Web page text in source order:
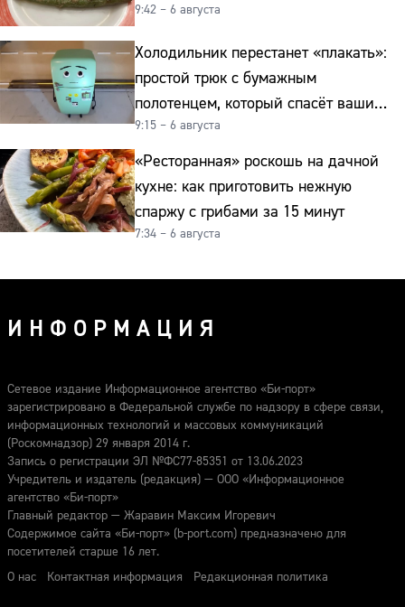
9:42 – 6 августа
Холодильник перестанет «плакать»:
простой трюк с бумажным
полотенцем, который спасёт ваши
овощи от гнили
9:15 – 6 августа
«Ресторанная» роскошь на дачной
кухне: как приготовить нежную
спаржу с грибами за 15 минут
7:34 – 6 августа
ИНФОРМАЦИЯ
Сетевое издание Информационное агентство «Би-порт»
зарегистрировано в Федеральной службе по надзору в сфере связи,
информационных технологий и массовых коммуникаций
(Роскомнадзор) 29 января 2014 г.
Запись о регистрации ЭЛ №ФС77-85351 от 13.06.2023
Учредитель и издатель (редакция) — ООО «Информационное
агентство «Би-порт»
Главный редактор — Жаравин Максим Игоревич
Содержимое сайта «Би-порт» (b-port.com) предназначено для
посетителей старше 16 лет.
О нас
Контактная информация Редакционная политика